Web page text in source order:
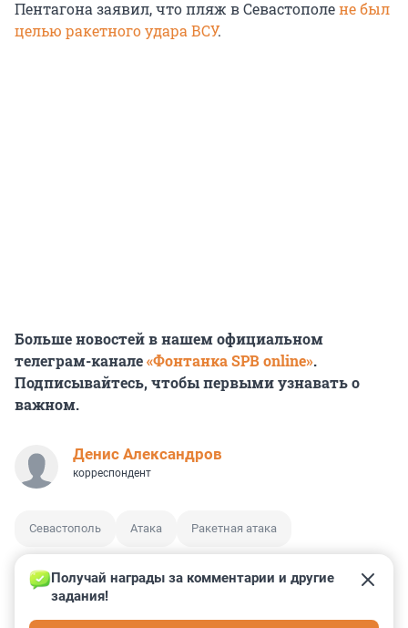
Пентагона заявил, что пляж в Севастополене был
целью ракетного удара ВСУ.
Больше новостей в нашем официальном
телеграм-канале«Фонтанка SPB online».
Подписывайтесь, чтобы первыми узнавать о
важном.
Денис Александров
корреспондент
Севастополь Атака Ракетная атака
Получай награды за комментарии и другие
задания!